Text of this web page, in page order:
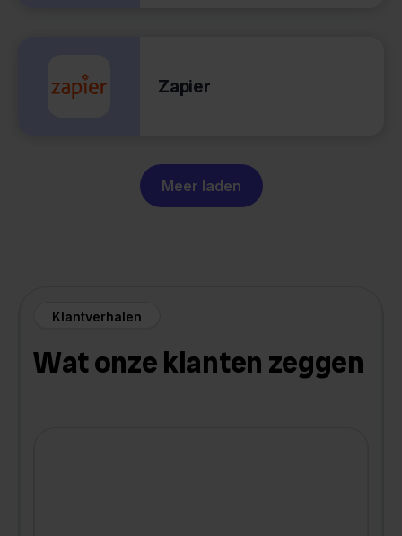
Zapier
Meer laden
Klantverhalen
Wat onze klanten zeggen